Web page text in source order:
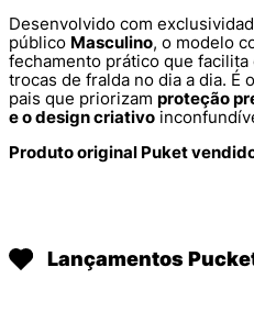
Desenvolvido com
público Masculino, o modelo
fechamento prático que
trocas de fralda no dia a dia. É
pais que priorizam proteção
e o design criativo
Produto original Puket
Lançamentos